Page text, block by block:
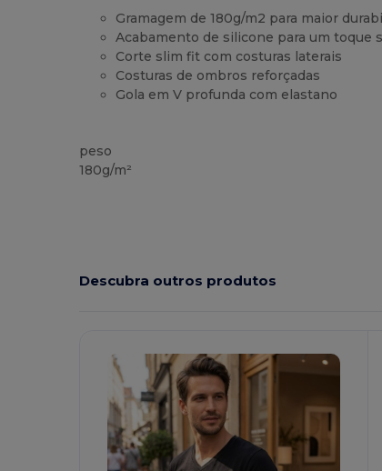
Gramagem de 180g/m2 para maior
Acabamento de silicone para um toque
Corte slim fit com costuras laterais
Costuras de ombros reforçadas
Gola em V profunda com elastano
peso
180g/m²
Descubra outros produtos